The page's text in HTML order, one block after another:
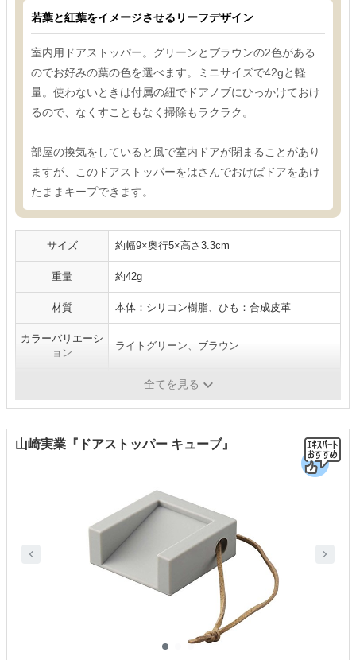
若葉と紅葉をイメージさせるリーフデザイン
室内用ドアストッパー。グリーンとブラウンの2色がある
のでお好みの葉の色を選べます。ミニサイズで42gと軽
量。使わないときは付属の紐でドアノブにひっかけておけ
るので、なくすこともなく掃除もラクラク。
部屋の換気をしていると風で室内ドアが閉まることがあり
ますが、このドアストッパーをはさんでおけばドアをあけ
たままキープできます。
サイズ 約幅9×奥行5×高さ3.3cm
重量 約42g
材質 本体：シリコン樹脂、ひも：合成皮革
カラーバリエーシ
ョン
ライトグリーン、ブラウン
ドアと床の隙間5～20mmまで対応
全てを見る
山崎実業『ドアストッパー キューブ』